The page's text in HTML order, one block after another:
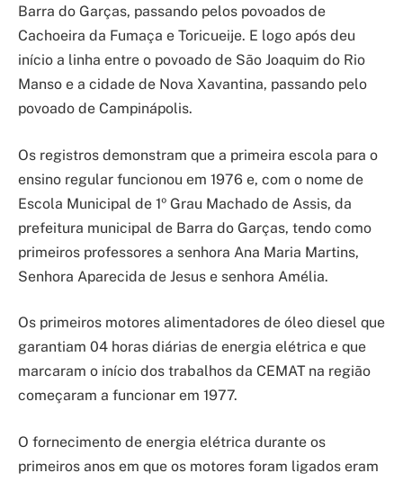
Barra do Garças, passando pelos povoados de
Cachoeira da Fumaça e Toricueije. E logo após deu
início a linha entre o povoado de São Joaquim do Rio
Manso e a cidade de Nova Xavantina, passando pelo
povoado de Campinápolis.
Os registros demonstram que a primeira escola para o
ensino regular funcionou em 1976 e, com o nome de
Escola Municipal de 1º Grau Machado de Assis, da
prefeitura municipal de Barra do Garças, tendo como
primeiros professores a senhora Ana Maria Martins,
Senhora Aparecida de Jesus e senhora Amélia.
Os primeiros motores alimentadores de óleo diesel que
garantiam 04 horas diárias de energia elétrica e que
marcaram o início dos trabalhos da CEMAT na região
começaram a funcionar em 1977.
O fornecimento de energia elétrica durante os
primeiros anos em que os motores foram ligados eram